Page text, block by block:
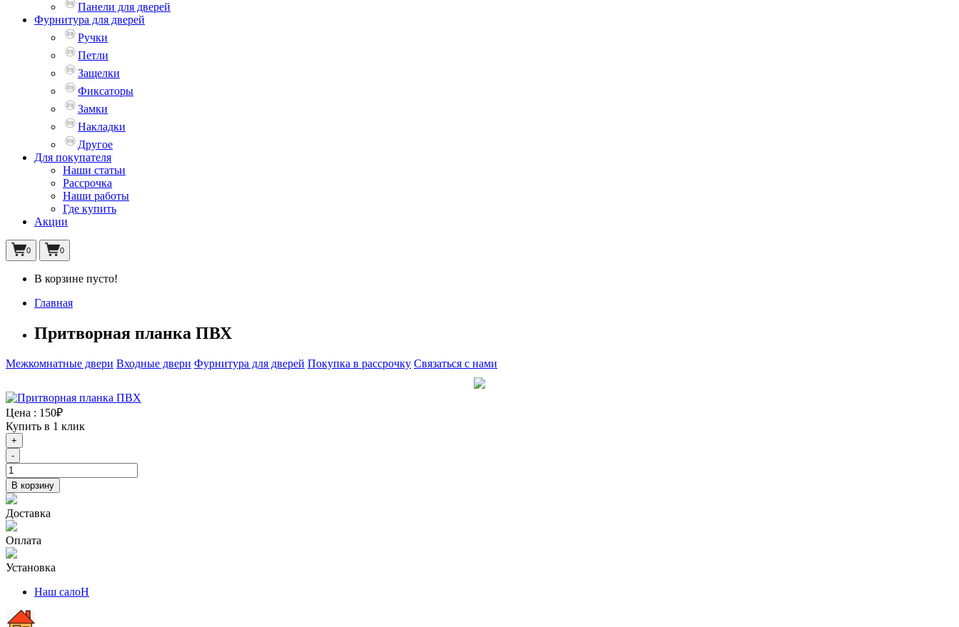
Панели для дверей
Фурнитура для дверей
Ручки
Петли
Защелки
Фиксаторы
Замки
Накладки
Другое
Для покупателя
Наши статьи
Рассрочка
Наши работы
Где купить
Акции
0 0
В корзине пусто!
Главная
Притворная планка ПВХ
Межкомнатные двери Входные двери Фурнитура для дверей Покупка в рассрочку Связаться с нами
Цена : 150₽
Купить в 1 клик
+
-
В корзину
Доставка
Оплата
Установка
Наш салоН